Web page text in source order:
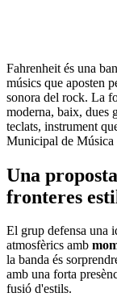
Fahrenheit és una
músics que aposten
sonora del rock. La
moderna, baix, dues
teclats, instrument
Municipal de Música
Una
fronteres
El grup defensa una
atmosfèrics amb
la banda és
amb una forta
fusió d'estils.